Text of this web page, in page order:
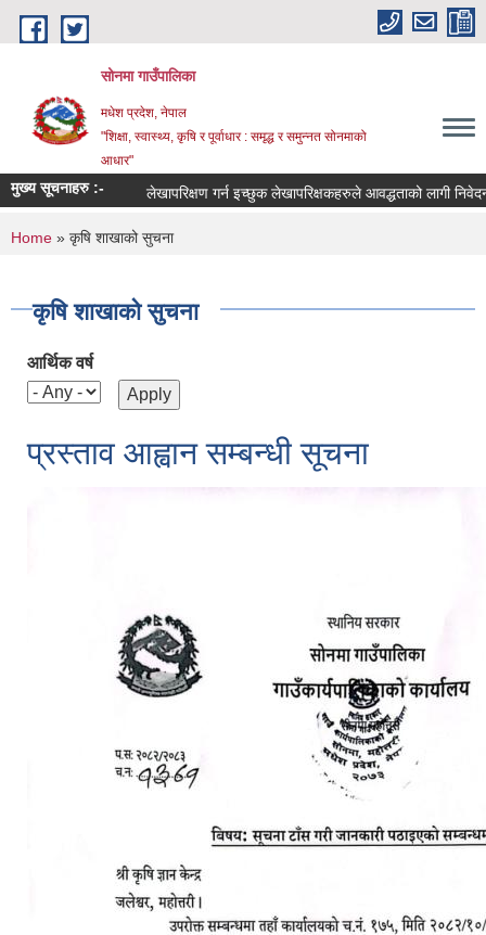
Skip to main content
सोनमा गाउँपालिका
मधेश प्रदेश, नेपाल
"शिक्षा, स्वास्थ्य, कृषि र पूर्वाधार : समृद्ध र समुन्नत सोनमाको
आधार"
मुख्य सूचनाहरु :-लेखापरिक्षण गर्न इच्छुक लेखापरिक्षकहरुले आवद्धताको लागी निवेदन दिने
You are here
Home » कृषि शाखाको सुचना
कृषि शाखाको सुचना
आर्थिक वर्ष
प्रस्ताव आह्वान सम्बन्धी सूचना